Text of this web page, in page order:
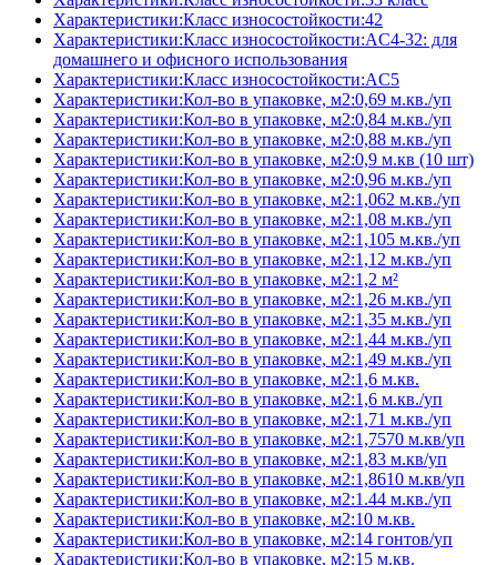
Характеристики:Класс износостойкости:42
Характеристики:Класс износостойкости:AC4-32: для
домашнего и офисного использования
Характеристики:Класс износостойкости:AC5
Характеристики:Кол-во в упаковке, м2:0,69 м.кв./уп
Характеристики:Кол-во в упаковке, м2:0,84 м.кв./уп
Характеристики:Кол-во в упаковке, м2:0,88 м.кв./уп
Характеристики:Кол-во в упаковке, м2:0,9 м.кв (10 шт)
Характеристики:Кол-во в упаковке, м2:0,96 м.кв./уп
Характеристики:Кол-во в упаковке, м2:1,062 м.кв./уп
Характеристики:Кол-во в упаковке, м2:1,08 м.кв./уп
Характеристики:Кол-во в упаковке, м2:1,105 м.кв./уп
Характеристики:Кол-во в упаковке, м2:1,12 м.кв./уп
Характеристики:Кол-во в упаковке, м2:1,2 м²
Характеристики:Кол-во в упаковке, м2:1,26 м.кв./уп
Характеристики:Кол-во в упаковке, м2:1,35 м.кв./уп
Характеристики:Кол-во в упаковке, м2:1,44 м.кв./уп
Характеристики:Кол-во в упаковке, м2:1,49 м.кв./уп
Характеристики:Кол-во в упаковке, м2:1,6 м.кв.
Характеристики:Кол-во в упаковке, м2:1,6 м.кв./уп
Характеристики:Кол-во в упаковке, м2:1,71 м.кв./уп
Характеристики:Кол-во в упаковке, м2:1,7570 м.кв/уп
Характеристики:Кол-во в упаковке, м2:1,83 м.кв/уп
Характеристики:Кол-во в упаковке, м2:1,8610 м.кв/уп
Характеристики:Кол-во в упаковке, м2:1.44 м.кв./уп
Характеристики:Кол-во в упаковке, м2:10 м.кв.
Характеристики:Кол-во в упаковке, м2:14 гонтов/уп
Характеристики:Кол-во в упаковке, м2:15 м.кв.